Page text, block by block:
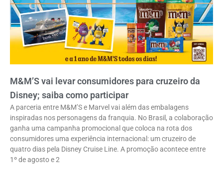
M&M’S vai levar consumidores para cruzeiro da
Disney; saiba como participar
A parceria entre M&M’S e Marvel vai além das embalagens
inspiradas nos personagens da franquia. No Brasil, a colaboração
ganha uma campanha promocional que coloca na rota dos
consumidores uma experiência internacional: um cruzeiro de
quatro dias pela Disney Cruise Line. A promoção acontece entre
1º de agosto e 2